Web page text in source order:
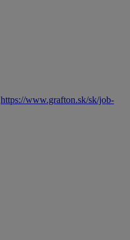
https://www.grafton.sk/sk/job-